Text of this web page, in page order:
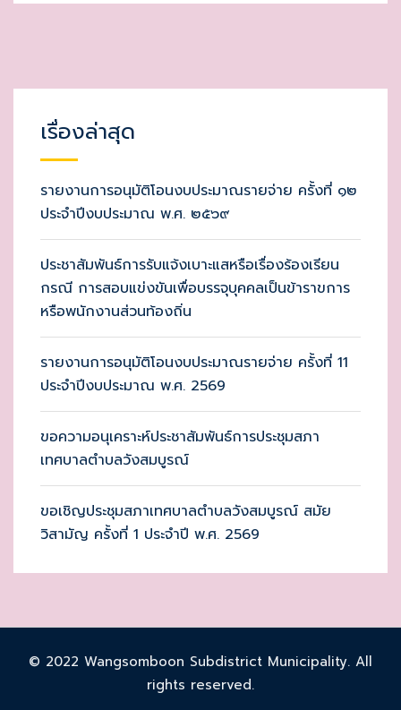
เรื่องล่าสุด
รายงานการอนุมัติโอนงบประมาณรายจ่าย ครั้งที่ ๑๒
ประจำปีงบประมาณ พ.ศ. ๒๕๖๙
ประชาสัมพันธ์การรับแจ้งเบาะแสหรือเรื่องร้องเรียน
กรณี การสอบแข่งขันเพื่อบรรจุบุคคลเป็นข้าราขการ
หรือพนักงานส่วนท้องถิ่น
รายงานการอนุมัติโอนงบประมาณรายจ่าย ครั้งที่ 11
ประจำปีงบประมาณ พ.ศ. 2569
ขอความอนุเคราะห์ประชาสัมพันธ์การประชุมสภา
เทศบาลตำบลวังสมบูรณ์
ขอเชิญประชุมสภาเทศบาลตำบลวังสมบูรณ์ สมัย
วิสามัญ ครั้งที่ 1 ประจำปี พ.ศ. 2569
© 2022 Wangsomboon Subdistrict Municipality. All
rights reserved.